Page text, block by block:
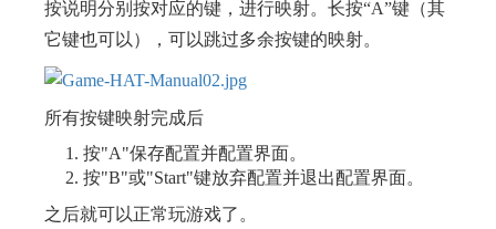
按说明分别按对应的键，进行映射。长按“A”键（其
它键也可以），可以跳过多余按键的映射。
所有按键映射完成后
按"A"保存配置并配置界面。
按"B"或"Start"键放弃配置并退出配置界面。
之后就可以正常玩游戏了。